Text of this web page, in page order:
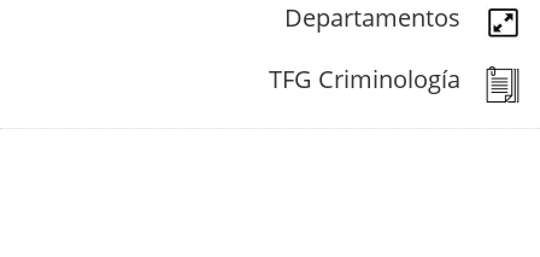
Departamentos
TFG Criminología